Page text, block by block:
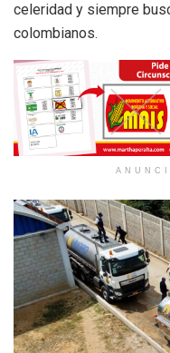
celeridad y siempre
colombianos.